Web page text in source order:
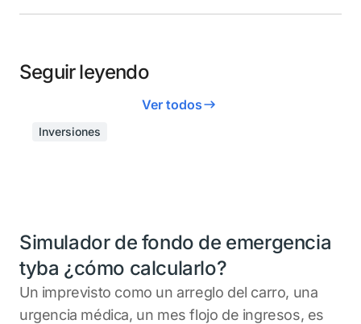
Seguir leyendo
Ver todos
Inversiones
Simulador de fondo de emergencia
tyba ¿cómo calcularlo?
Un imprevisto como un arreglo del carro, una
urgencia médica, un mes flojo de ingresos, es